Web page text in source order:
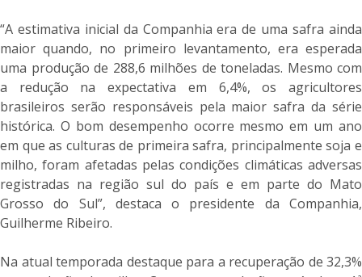
“A estimativa inicial da Companhia era de uma safra ainda
maior quando, no primeiro levantamento, era esperada
uma produção de 288,6 milhões de toneladas. Mesmo com
a redução na expectativa em 6,4%, os agricultores
brasileiros serão responsáveis pela maior safra da série
histórica. O bom desempenho ocorre mesmo em um ano
em que as culturas de primeira safra, principalmente soja e
milho, foram afetadas pelas condições climáticas adversas
registradas na região sul do país e em parte do Mato
Grosso do Sul”, destaca o presidente da Companhia,
Guilherme Ribeiro.
Na atual temporada destaque para a recuperação de 32,3%